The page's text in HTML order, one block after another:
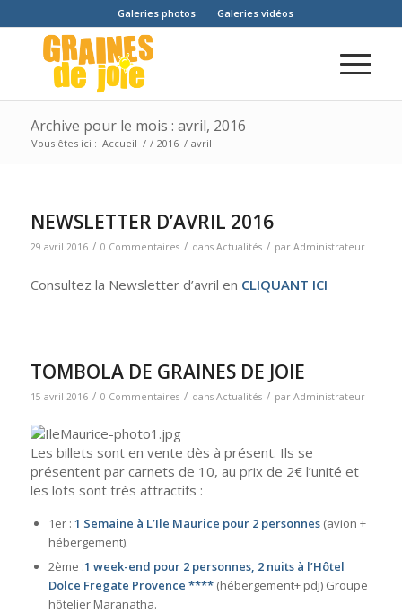
Galeries photos Galeries vidéos
Archive pour le mois : avril, 2016
Vous êtes ici : Accueil / / 2016 / avril
NEWSLETTER D’AVRIL 2016
29 avril 2016 / 0 Commentaires / dans Actualités / par Administrateur
Consultez la Newsletter d’avril en CLIQUANT ICI
TOMBOLA DE GRAINES DE JOIE
15 avril 2016 / 0 Commentaires / dans Actualités / par Administrateur
Les billets sont en vente dès à présent. Ils se
présentent par carnets de 10, au prix de 2€ l’unité et
les lots sont très attractifs :
1er : 1 Semaine à L’Ile Maurice pour 2 personnes(avion +
hébergement).
2ème :1 week-end pour 2 personnes, 2 nuits à l’Hôtel
Dolce Fregate Provence ****(hébergement+ pdj) Groupe
hôtelier Maranatha.